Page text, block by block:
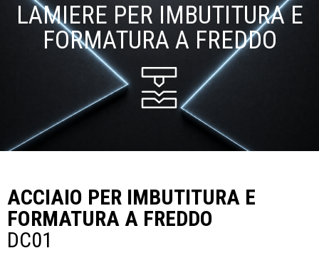
LAMIERE PER IMBUTITURA E
FORMATURA A FREDDO
ACCIAIO PER IMBUTITURA E
FORMATURA A FREDDO
DC01